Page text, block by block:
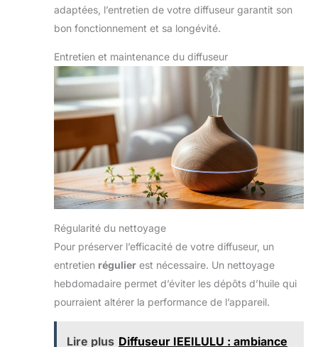
adaptées, l’entretien de votre diffuseur garantit son
bon fonctionnement et sa longévité.
Entretien et maintenance du diffuseur
Régularité du nettoyage
Pour préserver l’efficacité de votre diffuseur, un
entretien régulier est nécessaire. Un nettoyage
hebdomadaire permet d’éviter les dépôts d’huile qui
pourraient altérer la performance de l’appareil.
Lire plus Diffuseur IEEILULU : ambiance